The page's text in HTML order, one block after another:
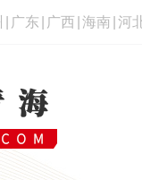
广东 广西 海南 河